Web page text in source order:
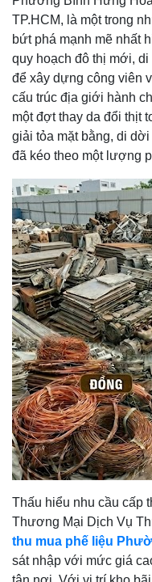
TP.HCM, là một trong
bứt phá mạnh mẽ nhất
quy hoạch đô thị mới,
để xây dựng công viên
cấu trúc địa giới hành
một đợt thay da đổi thịt
giải tỏa mặt bằng, di
đã kéo theo một lượng
Thấu hiểu nhu cầu cấp
Thương Mại Dịch Vụ
thu mua phế liệu
sát nhập với mức giá